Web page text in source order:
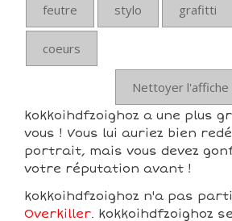
feutre stylo grafitti
coeurs
Nettoyer l'affiche
kokkoihdfzoighoz a une plus
vous ! Vous lui auriez bien
portrait, mais vous devez
votre réputation avant !
kokkoihdfzoighoz n'a pas
Overkiller. kokkoihdfzoighoz